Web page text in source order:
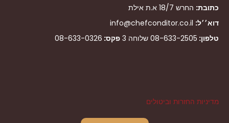
כתובת: החרש 18/7 א.ת אילת
דוא׳׳ל: info@chefconditor.co.il
טלפון: 08-633-2505 שלוחה 3 פקס: 08-633-0326
מדיניות החזרות וביטולים